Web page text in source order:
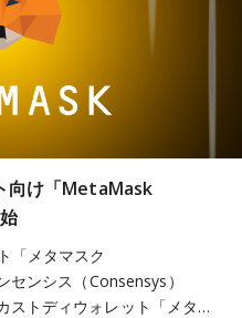
向け「MetaMask
「メタマスク
センシス（Consensys）
ストディウォレット「メタ…